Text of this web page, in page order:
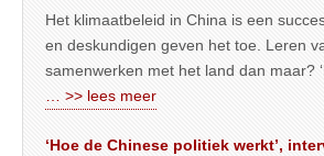
Het klimaatbeleid in China is een
en deskundigen geven het toe. Leren
samenwerken met het land dan maar?
… >> lees meer
‘Hoe de Chinese politiek werkt’,